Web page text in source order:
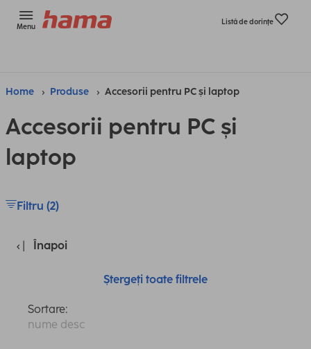
Menu
Listă de dorinţe
Home Produse Accesorii pentru PC și laptop
Accesorii pentru PC și
laptop
Filtru (2)
Înapoi
Ștergeți toate filtrele
Sortare:
nume desc